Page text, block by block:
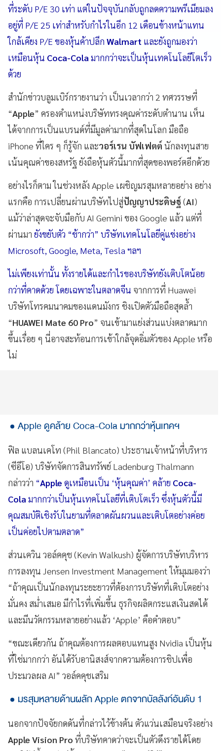
ที่ระดับ P/E 30 เท่า แต่ในปัจจุบันกลับถูกลดความพรีเมียมลง
อยู่ที่ P/E 25 เท่าสำหรับกำไรในอีก 12 เดือนข้างหน้าแทน
ใกล้เคียง P/E ของหุ้นค้าปลีก Walmart และยังถูกมองว่า
เหมือนหุ้น Coca-Cola มากกว่าจะเป็นหุ้นเทคโนโลยีโตเร็ว
ด้วย
สำนักข่าวบลูมเบิร์กรายงานว่า เป็นเวลากว่า 2 ทศวรรษที่
“Apple” ครองตำแหน่งบริษัททรงคุณค่าระดับตำนาน เห็น
ได้จากการเป็นแบรนด์ที่มีมูลค่ามากที่สุดในโลก มือถือ
iPhone ที่ใคร ๆ ก็รู้จัก และวอร์เรน บัฟเฟตต์ นักลงทุนสาย
เน้นคุณค่าของสหรัฐ ยังถือหุ้นตัวนี้มากที่สุดของพอร์ตอีกด้วย
อย่างไรก็ตาม ในช่วงหลัง Apple เผชิญมรสุมหลายอย่าง อย่าง
แรกคือ การเปลี่ยนผ่านบริษัทไปสู่ปัญญาประดิษฐ์(AI)
แม้ว่าล่าสุดจะจับมือกับ AI Gemini ของ Google แล้ว แต่ที่
ผ่านมา ยังขยับตัว “ช้ากว่า” บริษัทเทคโนโลยีคู่แข่งอย่าง
Microsoft, Google, Meta, Tesla ฯลฯ
ไม่เพียงเท่านั้น ทั้งรายได้และกำไรของบริษัทยังเติบโตน้อย
กว่าที่คาดด้วย โดยเฉพาะในตลาดจีน จากการที่ Huawei
บริษัทโทรคมนาคมของแดนมังกร ชิงเปิดตัวมือถือสุดล้ำ
“HUAWEI Mate 60 Pro” จนเข้ามาแย่งส่วนแบ่งตลาดมาก
ขึ้นเรื่อย ๆ นี่อาจสะท้อนการเข้าใกล้จุดอิ่มตัวของ Apple หรือ
ไม่
Apple ดูคล้าย Coca-Cola มากกว่าหุ้นเทคฯ
ฟิล แบลนเคโท (Phil Blancato) ประธานเจ้าหน้าที่บริหาร
(ซีอีโอ) บริษัทจัดการสินทรัพย์ Ladenburg Thalmann
กล่าวว่า “Apple ดูเหมือนเป็น ‘หุ้นคุณค่า’ คล้าย Coca-
Cola มากกว่าเป็นหุ้นเทคโนโลยีที่เติบโตเร็ว ซึ่งหุ้นตัวนี้มี
คุณสมบัติเชิงรับในยามที่ตลาดผันผวนและเติบโตอย่างค่อย
เป็นค่อยไปตามตลาด”
ส่วนเควิน วอล์คคุช (Kevin Walkush) ผู้จัดการบริษัทบริหาร
การลงทุน Jensen Investment Management ให้มุมมองว่า
“ถ้าคุณเป็นนักลงทุนระยะยาวที่ต้องการบริษัทที่เติบโตอย่าง
มั่นคง สม่ำเสมอ มีกำไรที่เพิ่มขึ้น ธุรกิจผลิตกระแสเงินสดได้
และมีนวัตกรรมหลายอย่างแล้ว ‘Apple’ คือคำตอบ”
“ขณะเดียวกัน ถ้าคุณต้องการผลตอบแทนสูง Nvidia เป็นหุ้น
ที่ใช่มากกว่า อันได้รับอานิสงส์จากความต้องการชิปเพื่อ
ประมวลผล AI” วอล์คคุชเสริม
มรสุมหลายด้านผลัก Apple ตกจากบัลลังก์อันดับ 1
นอกจากปัจจัยกดดันที่กล่าวไว้ข้างต้น ตัวแว่นเสมือนจริงอย่าง
Apple Vision Pro ที่บริษัทคาดว่าจะเป็นตัวดึงรายได้โดย